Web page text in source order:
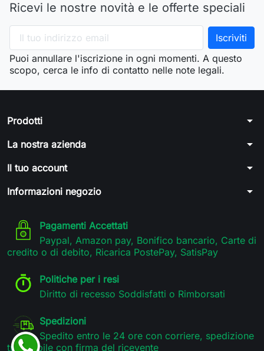
Ricevi le nostre novità e le offerte speciali
Puoi annullare l'iscrizione in ogni momenti. A questo
scopo, cerca le info di contatto nelle note legali.
Prodotti arrow_drop_down
La nostra azienda arrow_drop_down
Il tuo account arrow_drop_down
Informazioni negozio arrow_drop_down
Pagamenti Accettati
Paypal, Amazon pay, Bonifico bancario, Carte di
credito o di debito, Ricarica PostePay, SatisPay
Politiche per i resi
Diritto di recesso Soddisfatti o Rimborsati
Spedizioni
Spedito entro le 24 ore con corriere, spedizione
tracciabile con firma del ricevente